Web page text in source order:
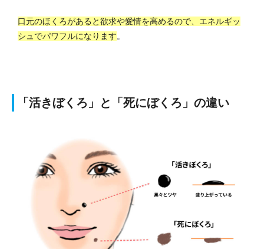
口元のほくろがあると欲求や愛情を高めるので、エネルギッ
シュでパワフルになります。
「活きぼくろ」と「死にぼくろ」の違い